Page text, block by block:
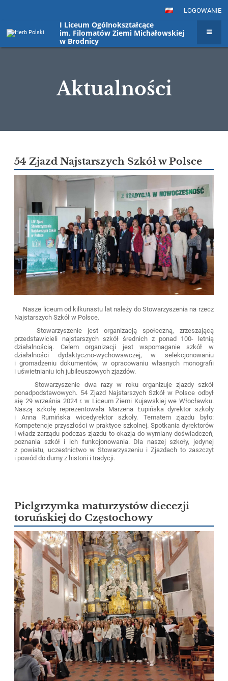
LOGOWANIE
I Liceum Ogólnokształcące
im. Filomatów Ziemi Michałowskiej
w Brodnicy
Aktualności
54 Zjazd Najstarszych Szkół w Polsce
Nasze liceum od kilkunastu lat należy do Stowarzyszenia na rzecz
Najstarszych Szkół w Polsce.
Stowarzyszenie jest organizacją społeczną, zrzeszającą
przedstawicieli najstarszych szkół średnich z ponad 100- letnią
działalnością. Celem organizacji jest wspomaganie szkół w
działalności dydaktyczno-wychowawczej, w selekcjonowaniu
i gromadzeniu dokumentów, w opracowaniu własnych monografii
i uświetnianiu ich jubileuszowych zjazdów.
Stowarzyszenie dwa razy w roku organizuje zjazdy szkół
ponadpodstawowych. 54 Zjazd Najstarszych Szkół w Polsce odbył
się 29 września 2024 r. w Liceum Ziemi Kujawskiej we Włocławku.
Naszą szkołę reprezentowała Marzena Łupińska dyrektor szkoły
i Anna Rumińska wicedyrektor szkoły. Tematem zjazdu było:
Kompetencje przyszłości w praktyce szkolnej. Spotkania dyrektorów
i władz zarządu podczas zjazdu to okazja do wymiany doświadczeń,
poznania szkół i ich funkcjonowania. Dla naszej szkoły, jedynej
z powiatu, uczestnictwo w Stowarzyszeniu i Zjazdach to zaszczyt
i powód do dumy z historii i tradycji.
Pielgrzymka maturzystów diecezji
toruńskiej do Częstochowy